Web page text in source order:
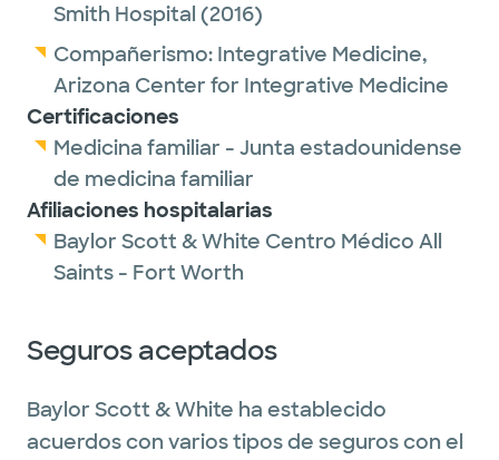
Smith Hospital (2016)
Compañerismo: Integrative Medicine,
Arizona Center for Integrative Medicine
Certificaciones
Medicina familiar - Junta estadounidense
de medicina familiar
Afiliaciones hospitalarias
Baylor Scott & White Centro Médico All
Saints - Fort Worth
Seguros aceptados
Baylor Scott & White ha establecido
acuerdos con varios tipos de seguros con el